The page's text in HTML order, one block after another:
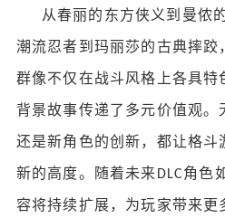
从春丽的东方侠义到曼侬
潮流忍者到玛丽莎的古典摔跤
群像不仅在战斗风格上各具特
背景故事传递了多元价值观。
还是新角色的创新，都让格斗
新的高度。随着未来 DLC角色
容将持续扩展，为玩家带来更